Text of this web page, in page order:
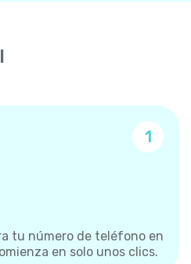
1
tu número de teléfono en
en solo unos clics.